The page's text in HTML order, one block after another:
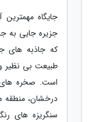
جزیره جایی به
که جاذبه های
طبیعت بی نظیر
است. صخره
درخشان، منطقه
سنگریزه های